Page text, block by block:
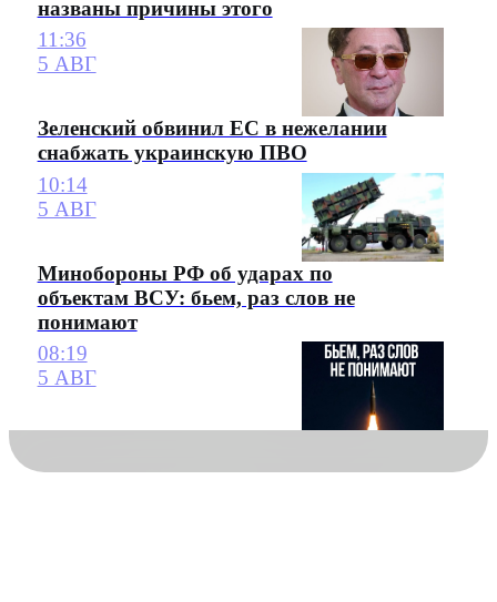
названы причины этого
11:36
5 АВГ
Зеленский обвинил ЕС в нежелании
снабжать украинскую ПВО
10:14
5 АВГ
Минобороны РФ об ударах по
объектам ВСУ: бьем, раз слов не
понимают
08:19
5 АВГ